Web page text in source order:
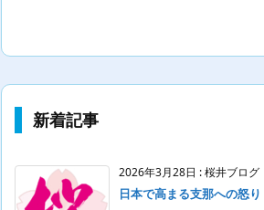
新着記事
2026年3月28日 :桜井ブログ
日本で高まる支那への怒り